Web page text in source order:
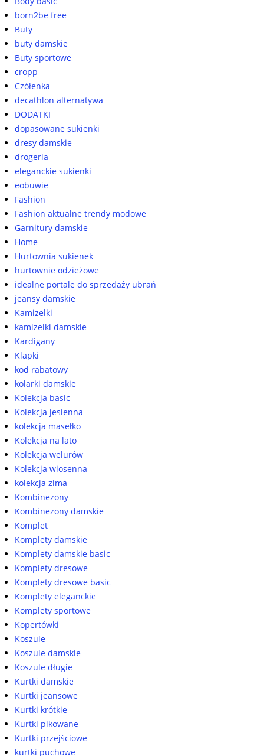
born2be free
Buty
buty damskie
Buty sportowe
cropp
Czółenka
decathlon alternatywa
DODATKI
dopasowane sukienki
dresy damskie
drogeria
eleganckie sukienki
eobuwie
Fashion
Fashion aktualne trendy modowe
Garnitury damskie
Home
Hurtownia sukienek
hurtownie odzieżowe
idealne portale do sprzedaży ubrań
jeansy damskie
Kamizelki
kamizelki damskie
Kardigany
Klapki
kod rabatowy
kolarki damskie
Kolekcja basic
Kolekcja jesienna
kolekcja masełko
Kolekcja na lato
Kolekcja welurów
Kolekcja wiosenna
kolekcja zima
Kombinezony
Kombinezony damskie
Komplet
Komplety damskie
Komplety damskie basic
Komplety dresowe
Komplety dresowe basic
Komplety eleganckie
Komplety sportowe
Kopertówki
Koszule
Koszule damskie
Koszule długie
Kurtki damskie
Kurtki jeansowe
Kurtki krótkie
Kurtki pikowane
Kurtki przejściowe
kurtki puchowe